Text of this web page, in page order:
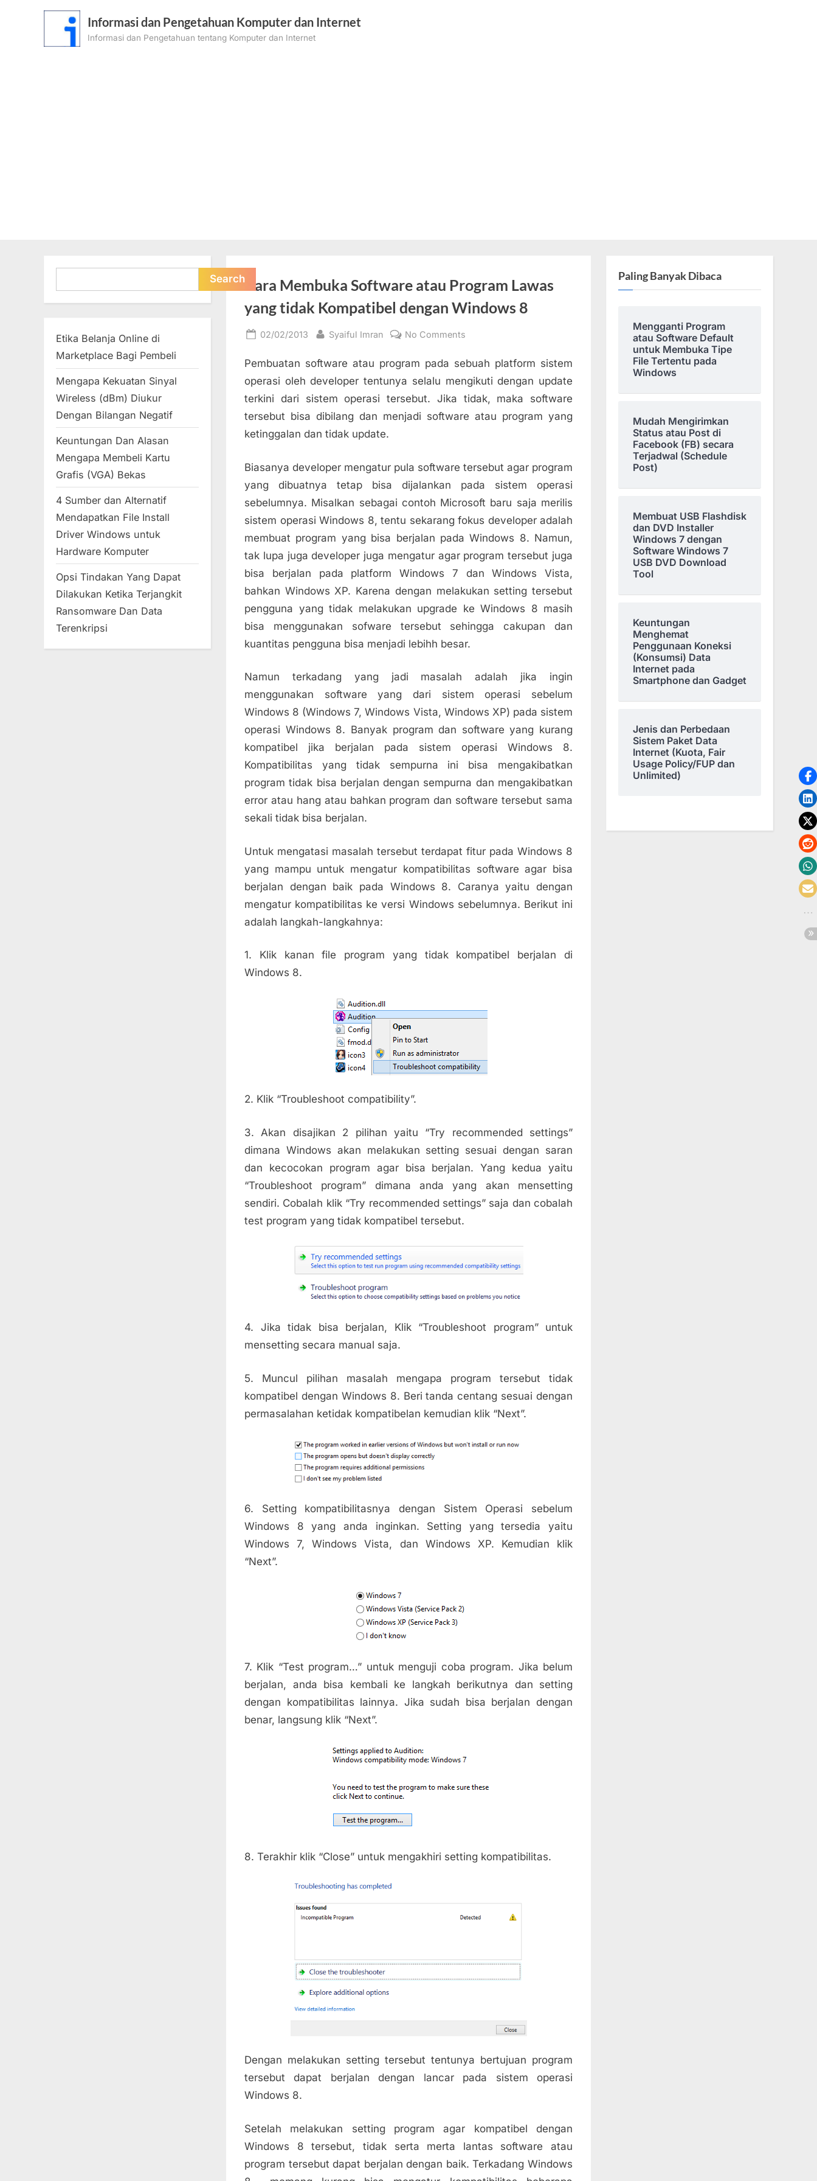
Informasi dan Pengetahuan Komputer dan Internet
Informasi dan Pengetahuan tentang Komputer dan Internet
Cara Membuka Software atau Program Lawas
yang tidak Kompatibel dengan Windows 8
Posted
02/02/2013 By
Syaiful Imran No Comments
Membuka
Software
atau
Kompatibel
dengan
Windows
8
Pembuatan software atau program pada sebuah platform sistem
operasi oleh developer tentunya selalu mengikuti dengan update
terkini dari sistem operasi tersebut. Jika tidak, maka software
tersebut bisa dibilang dan menjadi software atau program yang
ketinggalan dan tidak update.
Biasanya developer mengatur pula software tersebut agar program
yang dibuatnya tetap bisa dijalankan pada sistem operasi
sebelumnya. Misalkan sebagai contoh Microsoft baru saja merilis
sistem operasi Windows 8, tentu sekarang fokus developer adalah
membuat program yang bisa berjalan pada Windows 8. Namun,
tak lupa juga developer juga mengatur agar program tersebut juga
bisa berjalan pada platform Windows 7 dan Windows Vista,
bahkan Windows XP. Karena dengan melakukan setting tersebut
pengguna yang tidak melakukan upgrade ke Windows 8 masih
bisa menggunakan sofware tersebut sehingga cakupan dan
kuantitas pengguna bisa menjadi lebihh besar.
Namun terkadang yang jadi masalah adalah jika ingin
menggunakan software yang dari sistem operasi sebelum
Windows 8 (Windows 7, Windows Vista, Windows XP) pada sistem
operasi Windows 8. Banyak program dan software yang kurang
kompatibel jika berjalan pada sistem operasi Windows 8.
Kompatibilitas yang tidak sempurna ini bisa mengakibatkan
program tidak bisa berjalan dengan sempurna dan mengakibatkan
error atau hang atau bahkan program dan software tersebut sama
sekali tidak bisa berjalan.
Untuk mengatasi masalah tersebut terdapat fitur pada Windows 8
yang mampu untuk mengatur kompatibilitas software agar bisa
berjalan dengan baik pada Windows 8. Caranya yaitu dengan
mengatur kompatibilitas ke versi Windows sebelumnya. Berikut ini
adalah langkah-langkahnya:
1. Klik kanan file program yang tidak kompatibel berjalan di
Windows 8.
2. Klik “Troubleshoot compatibility”.
3. Akan disajikan 2 pilihan yaitu “Try recommended settings”
dimana Windows akan melakukan setting sesuai dengan saran
dan kecocokan program agar bisa berjalan. Yang kedua yaitu
“Troubleshoot program” dimana anda yang akan mensetting
sendiri. Cobalah klik “Try recommended settings” saja dan cobalah
test program yang tidak kompatibel tersebut.
4. Jika tidak bisa berjalan, Klik “Troubleshoot program” untuk
mensetting secara manual saja.
5. Muncul pilihan masalah mengapa program tersebut tidak
kompatibel dengan Windows 8. Beri tanda centang sesuai dengan
permasalahan ketidak kompatibelan kemudian klik “Next”.
6. Setting kompatibilitasnya dengan Sistem Operasi sebelum
Windows 8 yang anda inginkan. Setting yang tersedia yaitu
Windows 7, Windows Vista, dan Windows XP. Kemudian klik
“Next”.
7. Klik “Test program…” untuk menguji coba program. Jika belum
berjalan, anda bisa kembali ke langkah berikutnya dan setting
dengan kompatibilitas lainnya. Jika sudah bisa berjalan dengan
benar, langsung klik “Next”.
8. Terakhir klik “Close” untuk mengakhiri setting kompatibilitas.
Dengan melakukan setting tersebut tentunya bertujuan program
tersebut dapat berjalan dengan lancar pada sistem operasi
Windows 8.
Setelah melakukan setting program agar kompatibel dengan
Windows 8 tersebut, tidak serta merta lantas software atau
program tersebut dapat berjalan dengan baik. Terkadang Windows
Search
Etika Belanja Online di
Marketplace Bagi Pembeli
Mengapa Kekuatan Sinyal
Wireless (dBm) Diukur
Dengan Bilangan Negatif
Keuntungan Dan Alasan
Mengapa Membeli Kartu
Grafis (VGA) Bekas
4 Sumber dan Alternatif
Mendapatkan File Install
Driver Windows untuk
Hardware Komputer
Opsi Tindakan Yang Dapat
Dilakukan Ketika Terjangkit
Ransomware Dan Data
Terenkripsi
Paling Banyak Dibaca
Mengganti Program
atau Software Default
untuk Membuka Tipe
File Tertentu pada
Windows
Mudah Mengirimkan
Status atau Post di
Facebook (FB) secara
Terjadwal (Schedule
Post)
Membuat USB Flashdisk
dan DVD Installer
Windows 7 dengan
Software Windows 7
USB DVD Download
Tool
Keuntungan
Menghemat
Penggunaan Koneksi
(Konsumsi) Data
Internet pada
Smartphone dan Gadget
Jenis dan Perbedaan
Sistem Paket Data
Internet (Kuota, Fair
Usage Policy/FUP dan
Unlimited)